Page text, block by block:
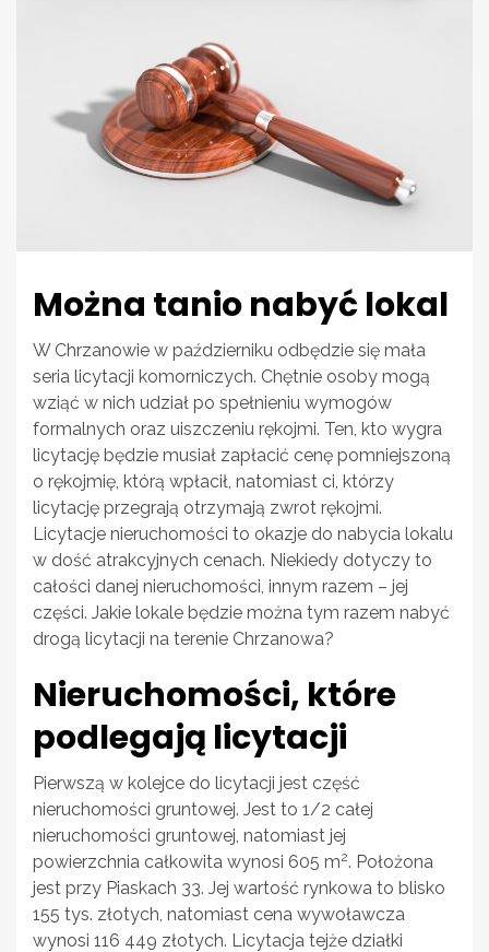
Można tanio nabyć lokal
W Chrzanowie w październiku odbędzie się mała
seria licytacji komorniczych. Chętnie osoby mogą
wziąć w nich udział po spełnieniu wymogów
formalnych oraz uiszczeniu rękojmi. Ten, kto wygra
licytację będzie musiał zapłacić cenę pomniejszoną
o rękojmię, którą wpłacił, natomiast ci, którzy
licytację przegrają otrzymają zwrot rękojmi.
Licytacje nieruchomości to okazje do nabycia lokalu
w dość atrakcyjnych cenach. Niekiedy dotyczy to
całości danej nieruchomości, innym razem – jej
części. Jakie lokale będzie można tym razem nabyć
drogą licytacji na terenie Chrzanowa?
Nieruchomości, które
podlegają licytacji
Pierwszą w kolejce do licytacji jest część
nieruchomości gruntowej. Jest to 1/2 całej
nieruchomości gruntowej, natomiast jej
powierzchnia całkowita wynosi 605 m2. Położona
jest przy Piaskach 33. Jej wartość rynkowa to blisko
155 tys. złotych, natomiast cena wywoławcza
wynosi 116 449 złotych. Licytacja tejże działki